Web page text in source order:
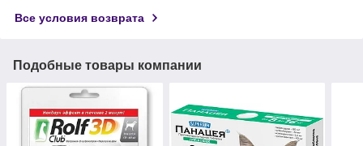
Все условия возврата
Подобные товары компании